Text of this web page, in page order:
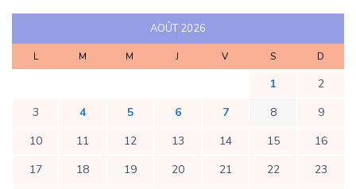
AOÛT 2026
L M M J V S D
1
2
3
4 5 6 7 8
9
10
11 12 13 14 15
16
17
18 19 20 21 22
23